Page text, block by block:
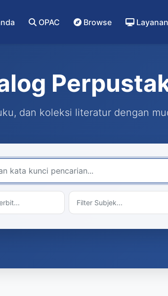
OPAC Browse
dan koleksi literatur dengan